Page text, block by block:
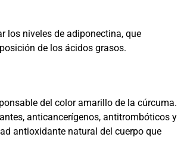
los niveles de adiponectina, que
de los ácidos grasos.
del color amarillo de la cúrcuma.
anticancerígenos, antitrombóticos y
antioxidante natural del cuerpo que